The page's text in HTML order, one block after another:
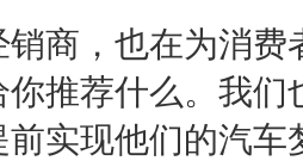
销商 ，也在为消
推荐什么。我
实现他们的汽车